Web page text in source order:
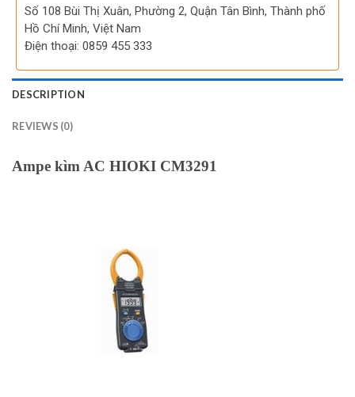
Số 108 Bùi Thị Xuân, Phường 2, Quận Tân Bình, Thành phố
Hồ Chí Minh, Việt Nam
Điện thoại: 0859 455 333
DESCRIPTION
REVIEWS (0)
Ampe kìm AC HIOKI CM3291